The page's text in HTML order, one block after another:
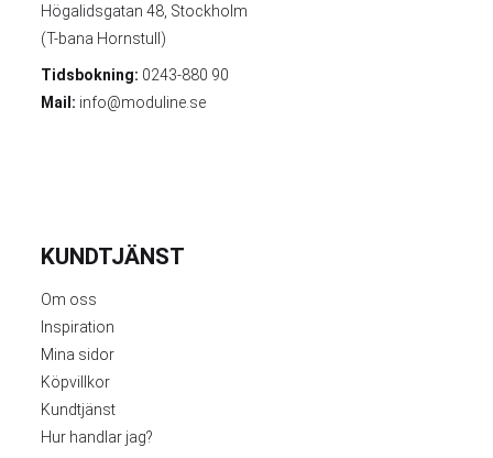
Högalidsgatan 48, Stockholm
(T-bana Hornstull)
Tidsbokning: 0243-880 90
Mail: info@moduline.se
KUNDTJÄNST
Om oss
Inspiration
Mina sidor
Köpvillkor
Kundtjänst
Hur handlar jag?